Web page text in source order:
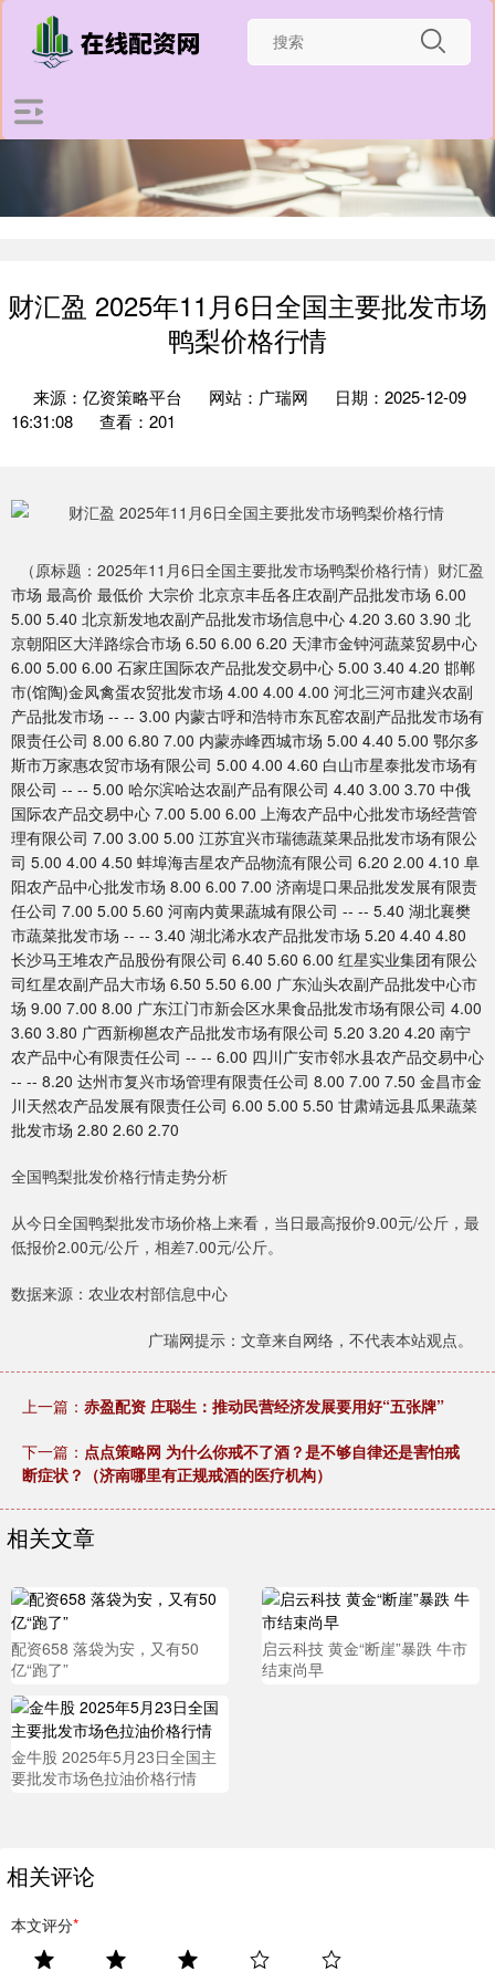
财汇盈 2025年11月6日全国主要批发市场
鸭梨价格行情
来源：亿资策略平台 网站：广瑞网
日期：2025-12-09
16:31:08
查看：201
（原标题：2025年11月6日全国主要批发市场鸭梨价格行情）财汇盈
市场 最高价 最低价 大宗价 北京京丰岳各庄农副产品批发市场 6.00
5.00 5.40 北京新发地农副产品批发市场信息中心 4.20 3.60 3.90 北
京朝阳区大洋路综合市场 6.50 6.00 6.20 天津市金钟河蔬菜贸易中心
6.00 5.00 6.00 石家庄国际农产品批发交易中心 5.00 3.40 4.20 邯郸
市(馆陶)金凤禽蛋农贸批发市场 4.00 4.00 4.00 河北三河市建兴农副
产品批发市场 -- -- 3.00 内蒙古呼和浩特市东瓦窑农副产品批发市场有
限责任公司 8.00 6.80 7.00 内蒙赤峰西城市场 5.00 4.40 5.00 鄂尔多
斯市万家惠农贸市场有限公司 5.00 4.00 4.60 白山市星泰批发市场有
限公司 -- -- 5.00 哈尔滨哈达农副产品有限公司 4.40 3.00 3.70 中俄
国际农产品交易中心 7.00 5.00 6.00 上海农产品中心批发市场经营管
理有限公司 7.00 3.00 5.00 江苏宜兴市瑞德蔬菜果品批发市场有限公
司 5.00 4.00 4.50 蚌埠海吉星农产品物流有限公司 6.20 2.00 4.10 阜
阳农产品中心批发市场 8.00 6.00 7.00 济南堤口果品批发发展有限责
任公司 7.00 5.00 5.60 河南内黄果蔬城有限公司 -- -- 5.40 湖北襄樊
市蔬菜批发市场 -- -- 3.40 湖北浠水农产品批发市场 5.20 4.40 4.80
长沙马王堆农产品股份有限公司 6.40 5.60 6.00 红星实业集团有限公
司红星农副产品大市场 6.50 5.50 6.00 广东汕头农副产品批发中心市
场 9.00 7.00 8.00 广东江门市新会区水果食品批发市场有限公司 4.00
3.60 3.80 广西新柳邕农产品批发市场有限公司 5.20 3.20 4.20 南宁
农产品中心有限责任公司 -- -- 6.00 四川广安市邻水县农产品交易中心
-- -- 8.20 达州市复兴市场管理有限责任公司 8.00 7.00 7.50 金昌市金
川天然农产品发展有限责任公司 6.00 5.00 5.50 甘肃靖远县瓜果蔬菜
批发市场 2.80 2.60 2.70
全国鸭梨批发价格行情走势分析
从今日全国鸭梨批发市场价格上来看，当日最高报价9.00元/公斤，最
低报价2.00元/公斤，相差7.00元/公斤。
数据来源：农业农村部信息中心
广瑞网提示：文章来自网络，不代表本站观点。
上一篇： 赤盈配资 庄聪生：推动民营经济发展要用好“五张牌”
下一篇： 点点策略网 为什么你戒不了酒？是不够自律还是害怕戒
断症状？（济南哪里有正规戒酒的医疗机构）
相关文章
配资658 落袋为安，又有50
亿“跑了”
启云科技 黄金“断崖”暴跌 牛市
结束尚早
金牛股 2025年5月23日全国主
要批发市场色拉油价格行情
相关评论
本文评分*